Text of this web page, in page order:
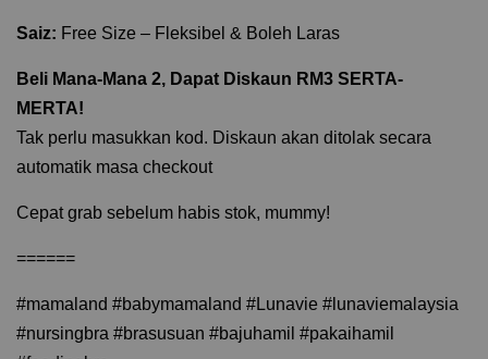
Saiz: Free Size – Fleksibel & Boleh Laras
Beli Mana-Mana 2, Dapat Diskaun RM3 SERTA-
MERTA!
Tak perlu masukkan kod. Diskaun akan ditolak secara
automatik masa checkout
Cepat grab sebelum habis stok, mummy!
======
#mamaland #babymamaland #Lunavie #lunaviemalaysia
#nursingbra #brasusuan #bajuhamil #pakaihamil